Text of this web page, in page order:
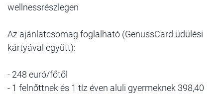
wellnessrészlegen
Az ajánlatcsomag foglalható (GenussCard üdülési
kártyával együtt):
- 248 euró/főtől
- 1 felnőttnek és 1 tíz éven aluli gyermeknek 398,40